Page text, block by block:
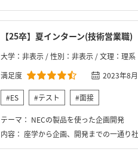
【25卒】夏インターン(技術営業職)
大学：非表示 / 性別：非表示 / 文理：理系
満足度
2023年8
#ES #テスト #面接
テーマ： NECの製品を使った企画開発
内容： 座学から企画、開発までの一通り